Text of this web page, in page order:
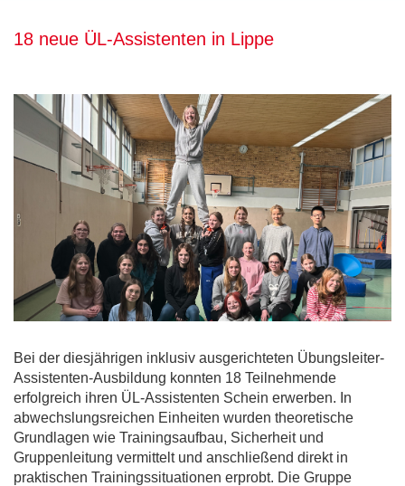
18 neue ÜL-Assistenten in Lippe
Bei der diesjährigen inklusiv ausgerichteten Übungsleiter-
Assistenten-Ausbildung konnten 18 Teilnehmende
erfolgreich ihren ÜL-Assistenten Schein erwerben. In
abwechslungsreichen Einheiten wurden theoretische
Grundlagen wie Trainingsaufbau, Sicherheit und
Gruppenleitung vermittelt und anschließend direkt in
praktischen Trainingssituationen erprobt. Die Gruppe